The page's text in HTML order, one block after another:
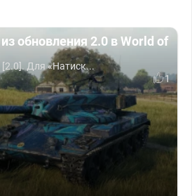
обновления 2.0 в World of
[2.0]. Для «Натиск...
1